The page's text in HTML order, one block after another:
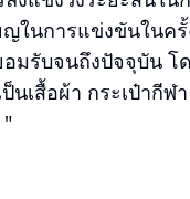
ในการแข่งขันในค
รับจนถึงปัจจุบัน โ
เสื้อผ้า กระเป๋ากีฬ